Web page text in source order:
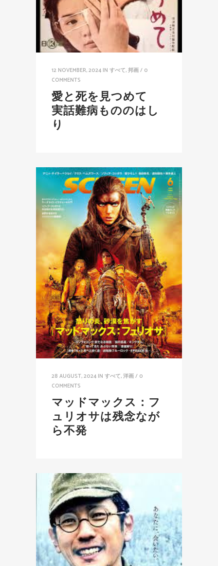
12 NOVEMBER, 2024 IN すべて,邦画/ 0
COMMENTS
愛と死を見つめて
実話難病もののはし
り
28 AUGUST, 2024 IN すべて,洋画/ 0
COMMENTS
マッドマックス：フ
ュリオサは残念なが
ら不発